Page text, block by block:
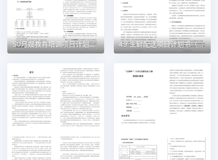
50月嫂教育培训项目计划书（word＋ppt配套）创业计划书word模板 49 生鲜配送项目计划书（word＋ppt配套）创业计划书word模板